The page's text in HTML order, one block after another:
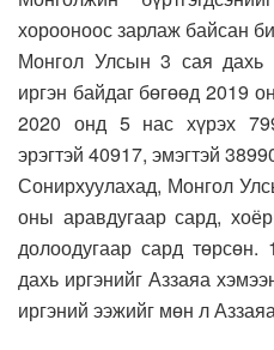
хорооноос зарлаж байсан
Монгол Улсын 3 сая дахь
иргэн байдаг бөгөөд 2019
2020 онд 5 нас хүрэх
эрэгтэй 40917, эмэгтэй
Сонирхуулахад, Монгол
оны аравдугаар сард,
долоодугаар сард
дахь иргэнийг Аззаяа
иргэний ээжийг мөн л